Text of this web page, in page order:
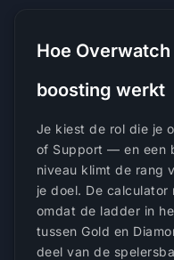
Hoe
boosting werkt
Je kiest de rol die je
of Support — en een
niveau klimt de rang
je doel. De
omdat de ladder in
tussen Gold en
deel van de